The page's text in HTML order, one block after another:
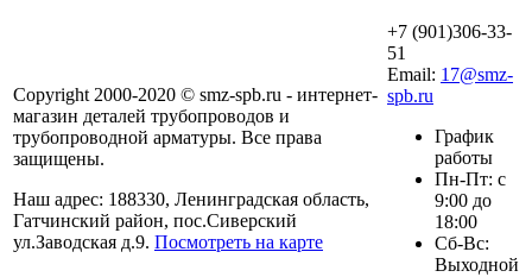
Copyright 2000-2020 © smz-spb.ru - интернет-
магазин деталей трубопроводов и
трубопроводной арматуры. Все права
защищены.
Наш адрес: 188330, Ленинградская область,
Гатчинский район, пос.Сиверский
ул.Заводская д.9. Посмотреть на карте
+7 (901)306-33-
51
Email: 17@smz-
spb.ru
График
работы
Пн-Пт: с
9:00 до
18:00
Сб-Вс:
Выходной